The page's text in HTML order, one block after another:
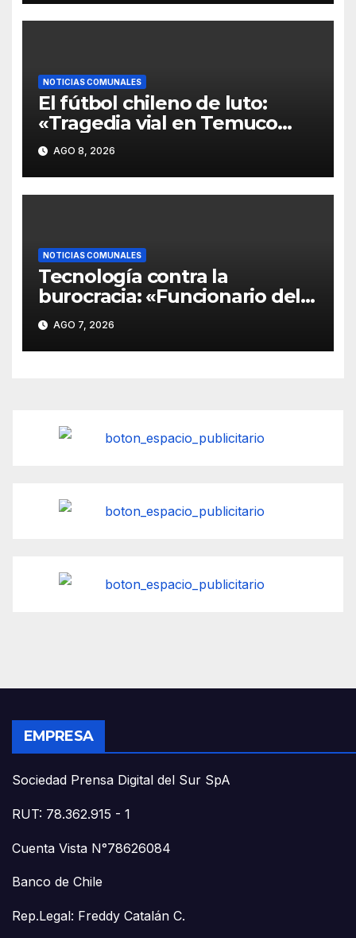
a la familia Águila».
NOTICIAS COMUNALES
El fútbol chileno de luto:
«Tragedia vial en Temuco
cobra la vida de los padres
del futbolista Yerko Águila y
deja a su hermano en riesgo
vital».
AGO 8, 2026
NOTICIAS COMUNALES
Tecnología contra la
burocracia: «Funcionario del
Hospital de Temuco usa
Inteligencia Artificial para
crear tótem que elimina las
AGO 7, 2026
EMPRESA
Sociedad Prensa Digital del Sur SpA
RUT: 78.362.915 - 1
Cuenta Vista N°78626084
Banco de Chile
Rep.Legal: Freddy Catalán C.